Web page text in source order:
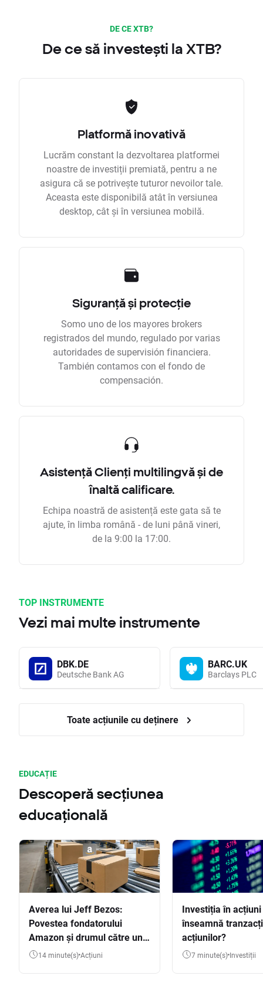
DE CE XTB?
De ce să investești la XTB?
Platformă inovativă
Lucrăm constant la dezvoltarea platformei
noastre de investiții premiată, pentru a ne
asigura că se potrivește tuturor nevoilor tale.
Aceasta este disponibilă atât în versiunea
desktop, cât și în versiunea mobilă.
Siguranță și protecție
Somo uno de los mayores brokers
registrados del mundo, regulado por varias
autoridades de supervisión financiera.
También contamos con el fondo de
compensación.
Asistență Clienți multilingvă și de
înaltă calificare.
Echipa noastră de asistență este gata să te
ajute, în limba română - de luni până vineri,
de la 9:00 la 17:00.
TOP INSTRUMENTE
Vezi mai multe instrumente
DBK.DE
Deutsche Bank AG
BARC.UK
Barclays PLC
Toate acțiunile cu deținere
EDUCAȚIE
Descoperă secțiunea
educațională
Averea lui Jeff Bezos:
Povestea fondatorului
Amazon și drumul către una
dintre cele mai mari averi
14 minute(s) Acțiuni
Investiția în
înseamnă
acțiunilor?
7 minute(s) Investiții